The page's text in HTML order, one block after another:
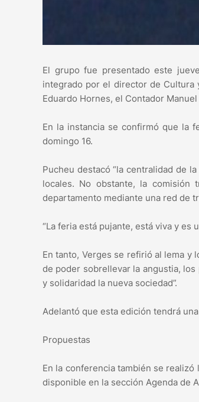
El grupo fue presentado este
integrado por el director de Cultura
Eduardo Hornes, el Contador
En la instancia se confirmó que la
domingo 16.
Pucheu destacó “la centralidad de
locales. No obstante, la
departamento mediante una red de
“La feria está pujante, está viva y es
En tanto, Verges se refirió al lema y
de poder sobrellevar la angustia,
y solidaridad la nueva sociedad”.
Adelantó que esta edición tendrá
Propuestas
En la conferencia también se
disponible en la sección Agenda de